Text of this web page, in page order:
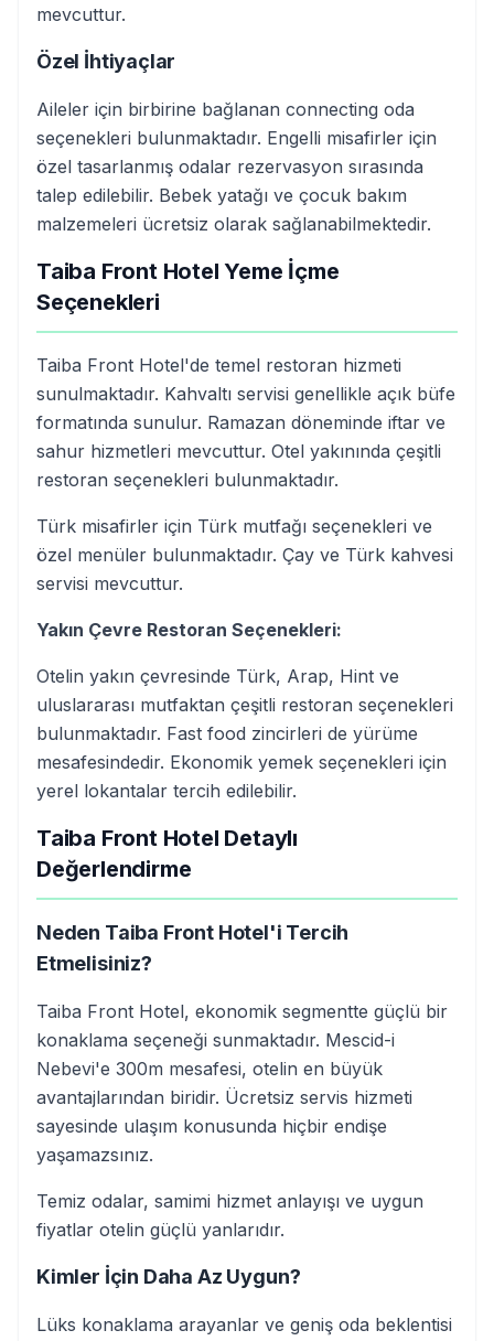
mevcuttur.
Özel İhtiyaçlar
Aileler için birbirine bağlanan connecting oda
seçenekleri bulunmaktadır. Engelli misafirler için
özel tasarlanmış odalar rezervasyon sırasında
talep edilebilir. Bebek yatağı ve çocuk bakım
malzemeleri ücretsiz olarak sağlanabilmektedir.
Taiba Front Hotel Yeme İçme
Seçenekleri
Taiba Front Hotel'de temel restoran hizmeti
sunulmaktadır. Kahvaltı servisi genellikle açık büfe
formatında sunulur. Ramazan döneminde iftar ve
sahur hizmetleri mevcuttur. Otel yakınında çeşitli
restoran seçenekleri bulunmaktadır.
Türk misafirler için Türk mutfağı seçenekleri ve
özel menüler bulunmaktadır. Çay ve Türk kahvesi
servisi mevcuttur.
Yakın Çevre Restoran Seçenekleri:
Otelin yakın çevresinde Türk, Arap, Hint ve
uluslararası mutfaktan çeşitli restoran seçenekleri
bulunmaktadır. Fast food zincirleri de yürüme
mesafesindedir. Ekonomik yemek seçenekleri için
yerel lokantalar tercih edilebilir.
Taiba Front Hotel Detaylı
Değerlendirme
Neden Taiba Front Hotel'i Tercih
Etmelisiniz?
Taiba Front Hotel, ekonomik segmentte güçlü bir
konaklama seçeneği sunmaktadır. Mescid-i
Nebevi'e 300m mesafesi, otelin en büyük
avantajlarından biridir. Ücretsiz servis hizmeti
sayesinde ulaşım konusunda hiçbir endişe
yaşamazsınız.
Temiz odalar, samimi hizmet anlayışı ve uygun
fiyatlar otelin güçlü yanlarıdır.
Kimler İçin Daha Az Uygun?
Lüks konaklama arayanlar ve geniş oda beklentisi